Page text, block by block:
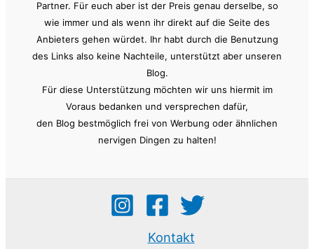
Partner. Für euch aber ist der Preis genau derselbe, so
wie immer und als wenn ihr direkt auf die Seite des
Anbieters gehen würdet. Ihr habt durch die Benutzung
des Links also keine Nachteile, unterstützt aber unseren
Blog.
Für diese Unterstützung möchten wir uns hiermit im
Voraus bedanken und versprechen dafür,
den Blog bestmöglich frei von Werbung oder ähnlichen
nervigen Dingen zu halten!
Kontakt